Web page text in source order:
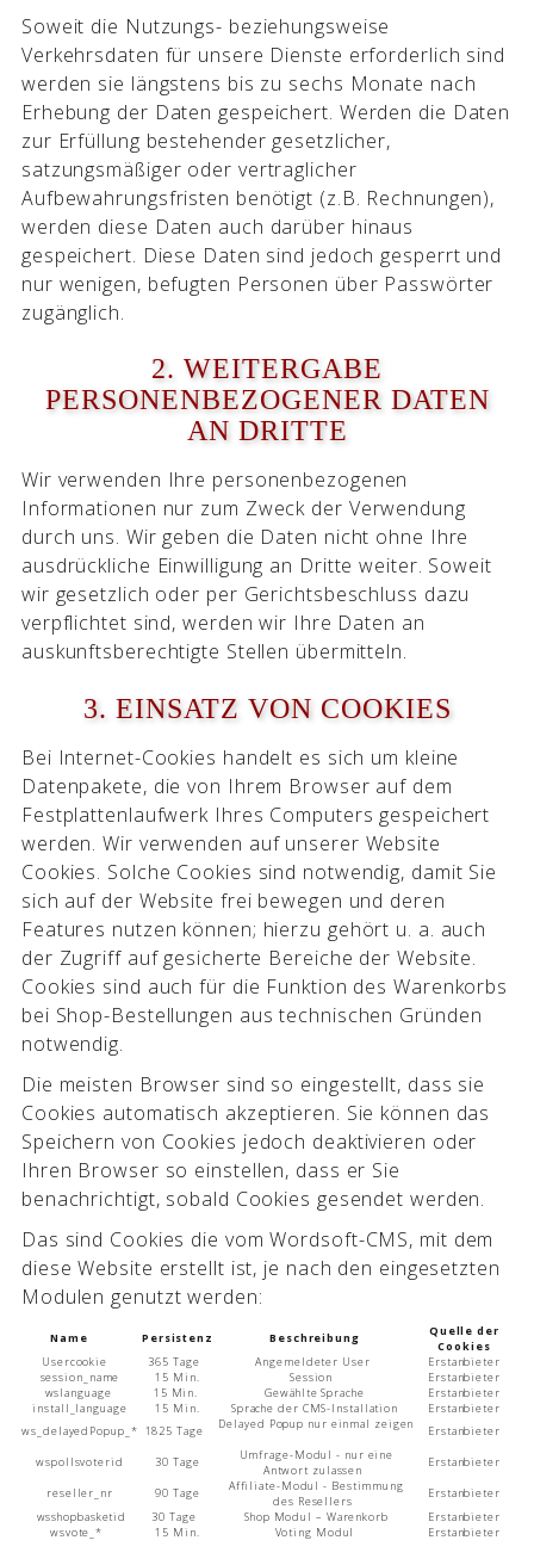
Soweit die Nutzungs- beziehungsweise
Verkehrsdaten für unsere Dienste erforderlich sind
werden sie längstens bis zu sechs Monate nach
Erhebung der Daten gespeichert. Werden die Daten
zur Erfüllung bestehender gesetzlicher,
satzungsmäßiger oder vertraglicher
Aufbewahrungsfristen benötigt (z.B. Rechnungen),
werden diese Daten auch darüber hinaus
gespeichert. Diese Daten sind jedoch gesperrt und
nur wenigen, befugten Personen über Passwörter
zugänglich.
2. WEITERGABE
PERSONENBEZOGENER DATEN
AN DRITTE
Wir verwenden Ihre personenbezogenen
Informationen nur zum Zweck der Verwendung
durch uns. Wir geben die Daten nicht ohne Ihre
ausdrückliche Einwilligung an Dritte weiter. Soweit
wir gesetzlich oder per Gerichtsbeschluss dazu
verpflichtet sind, werden wir Ihre Daten an
auskunftsberechtigte Stellen übermitteln.
3. EINSATZ VON COOKIES
Bei Internet-Cookies handelt es sich um kleine
Datenpakete, die von Ihrem Browser auf dem
Festplattenlaufwerk Ihres Computers gespeichert
werden. Wir verwenden auf unserer Website
Cookies. Solche Cookies sind notwendig, damit Sie
sich auf der Website frei bewegen und deren
Features nutzen können; hierzu gehört u. a. auch
der Zugriff auf gesicherte Bereiche der Website.
Cookies sind auch für die Funktion des Warenkorbs
bei Shop-Bestellungen aus technischen Gründen
notwendig.
Die meisten Browser sind so eingestellt, dass sie
Cookies automatisch akzeptieren. Sie können das
Speichern von Cookies jedoch deaktivieren oder
Ihren Browser so einstellen, dass er Sie
benachrichtigt, sobald Cookies gesendet werden.
Das sind Cookies die vom Wordsoft-CMS, mit dem
diese Website erstellt ist, je nach den eingesetzten
Modulen genutzt werden:
Name Persistenz Beschreibung
Quelle der
Cookies
Usercookie
365 Tage Angemeldeter User
Erstanbieter
session_name
15 Min. Session
Erstanbieter
wslanguage
15 Min. Gewählte Sprache
Erstanbieter
install_language
15 Min. Sprache der CMS-Installation
Erstanbieter
ws_delayedPopup_* 1825 Tage Delayed Popup nur einmal zeigen
Erstanbieter
wspollsvoterid
30 Tage
Umfrage-Modul - nur eine
Antwort zulassen
Erstanbieter
reseller_nr
90 Tage
Affiliate-Modul - Bestimmung
des Resellers
Erstanbieter
wsshopbasketid
30 Tage Shop Modul – Warenkorb
Erstanbieter
wsvote_*
15 Min. Voting Modul Erstanbieter